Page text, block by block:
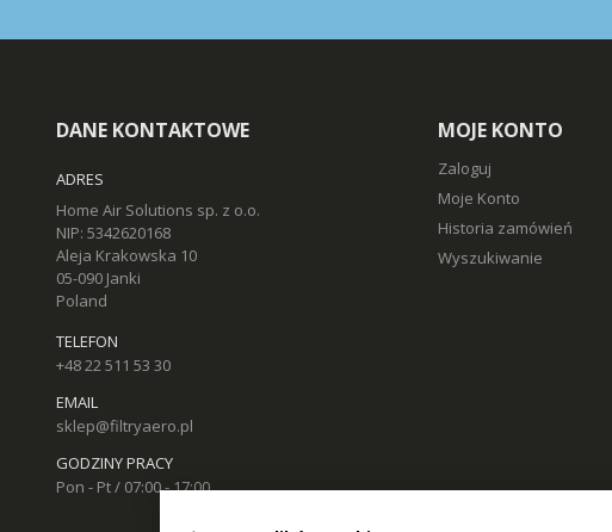
DANE KONTAKTOWE
ADRES
Home Air Solutions sp. z o.o.
NIP: 5342620168
Aleja Krakowska 10
05-090 Janki
Poland
TELEFON
+48 22 511 53 30
EMAIL
sklep@filtryaero.pl
GODZINY PRACY
Pon - Pt / 07:00 - 17:00
MOJE KONTO
Zaloguj
Moje Konto
Historia zamówień
Wyszukiwanie